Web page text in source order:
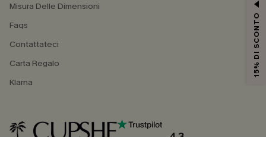
Misura Delle Dimensioni
Faqs
Contattateci
Carta Regalo
Klarna
4.3
15% DI SCONTO